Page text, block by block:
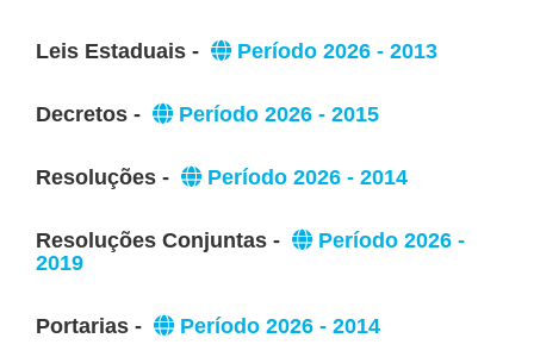
Leis Estaduais - Período 2026 - 2013
Decretos - Período 2026 - 2015
Resoluções - Período 2026 - 2014
Resoluções Conjuntas -
Período 2026 -
2019
Portarias - Período 2026 - 2014